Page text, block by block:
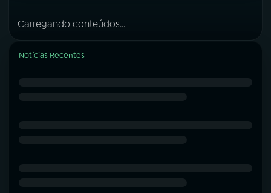
Carregando conteúdos...
Notícias Recentes